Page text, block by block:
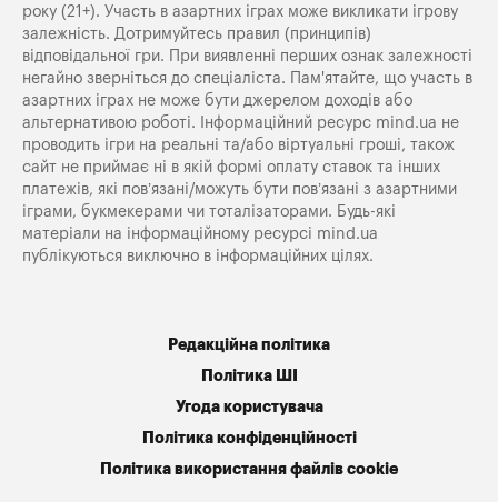
року (21+). Участь в азартних іграх може викликати ігрову
залежність. Дотримуйтесь правил (принципів)
відповідальної гри. При виявленні перших ознак залежності
негайно зверніться до спеціаліста. Пам'ятайте, що участь в
азартних іграх не може бути джерелом доходів або
альтернативою роботі. Інформаційний ресурс mind.ua не
проводить ігри на реальні та/або віртуальні гроші, також
сайт не приймає ні в якій формі оплату ставок та інших
платежів, які пов’язані/можуть бути пов’язані з азартними
іграми, букмекерами чи тоталізаторами. Будь-які
матеріали на інформаційному ресурсі mind.ua
публікуються виключно в інформаційних цілях.
Редакційна політика
Політика ШІ
Угода користувача
Політика конфіденційності
Політика використання файлів cookie